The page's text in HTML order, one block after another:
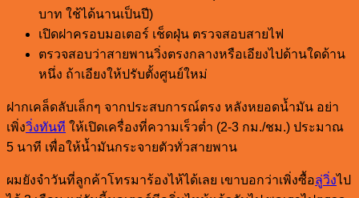
บาท ใช้ได้นานเป็นปี)
เปิดฝาครอบมอเตอร์ เช็ดฝุ่น ตรวจสอบสายไฟ
ตรวจสอบว่าสายพานวิ่งตรงกลางหรือเอียงไปด้านใดด้าน
หนึ่ง ถ้าเอียงให้ปรับตั้งศูนย์ใหม่
ฝากเคล็ดลับเล็กๆ จากประสบการณ์ตรง หลังหยอดน้ำมัน อย่า
เพิ่งวิ่งทันที ให้เปิดเครื่องที่ความเร็วต่ำ (2-3 กม./ชม.) ประมาณ
5 นาที เพื่อให้น้ำมันกระจายตัวทั่วสายพาน
ผมยังจำวันที่ลูกค้าโทรมาร้องไห้ได้เลย เขาบอกว่าเพิ่งซื้อลู่วิ่งไป